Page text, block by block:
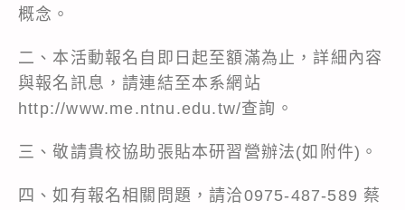
概念。
二、本活動報名自即日起至額滿為止，詳細內容
與報名訊息，請連結至本系網站
http://www.me.ntnu.edu.tw/查詢。
三、敬請貴校協助張貼本研習營辦法(如附件)。
四、如有報名相關問題，請洽0975-487-589 蔡